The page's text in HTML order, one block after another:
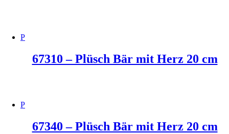
67310 – Plüsch Bär mit Herz 20 cm
67340 – Plüsch Bär mit Herz 20 cm